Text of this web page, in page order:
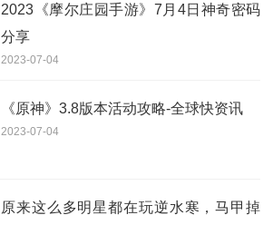
2023《摩尔庄园手游》7月4日神奇密码
分享
2023-07-04
《原神》3.8版本活动攻略-全球快资讯
2023-07-04
原来这么多明星都在玩逆水寒，马甲掉